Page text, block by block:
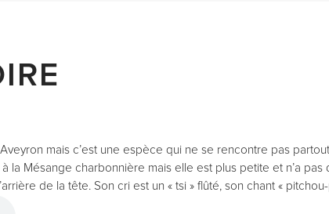
mais c’est une espèce qui ne se rencontre pas
la Mésange charbonnière mais elle est plus petite et n’a
de la tête. Son cri est un « tsi » flûté, son chant «